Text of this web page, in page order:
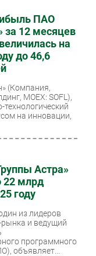
ПАО
за 12 месяцев
на
до 46,6
(Компания,
MOEX: SOFL),
технологический
на инновации,
Астра»
22 млрд
году
из лидеров
рынка и ведущий
программного
объявляет...